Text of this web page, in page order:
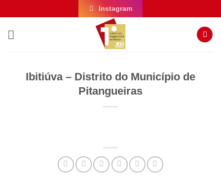
to
content
Instagram
Ibitiúva – Distrito do Município de
Pitangueiras